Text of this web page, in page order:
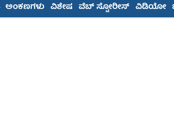
ಅಂಕಣಗಳು ವಿಶೇಷ ವೆಬ್ ಸ್ಟೋರೀಸ್ ವಿಡಿಯೋ